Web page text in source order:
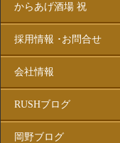
からあげ酒場 祝
採用情報 ･お問合せ
会社情報
RUSHブログ
岡野ブログ